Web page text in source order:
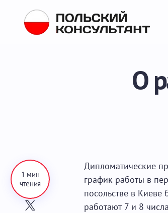
О
1 мин
чтения
Дипломатические
график работы в
посольстве в Киеве
работают 7 и 8